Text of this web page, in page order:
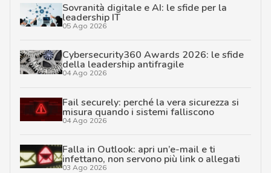
Sovranità digitale e AI: le sfide per la
leadership IT
05 Ago 2026
Cybersecurity360 Awards 2026: le sfide
della leadership antifragile
04 Ago 2026
Fail securely: perché la vera sicurezza si
misura quando i sistemi falliscono
04 Ago 2026
Falla in Outlook: apri un’e-mail e ti
infettano, non servono più link o allegati
03 Ago 2026